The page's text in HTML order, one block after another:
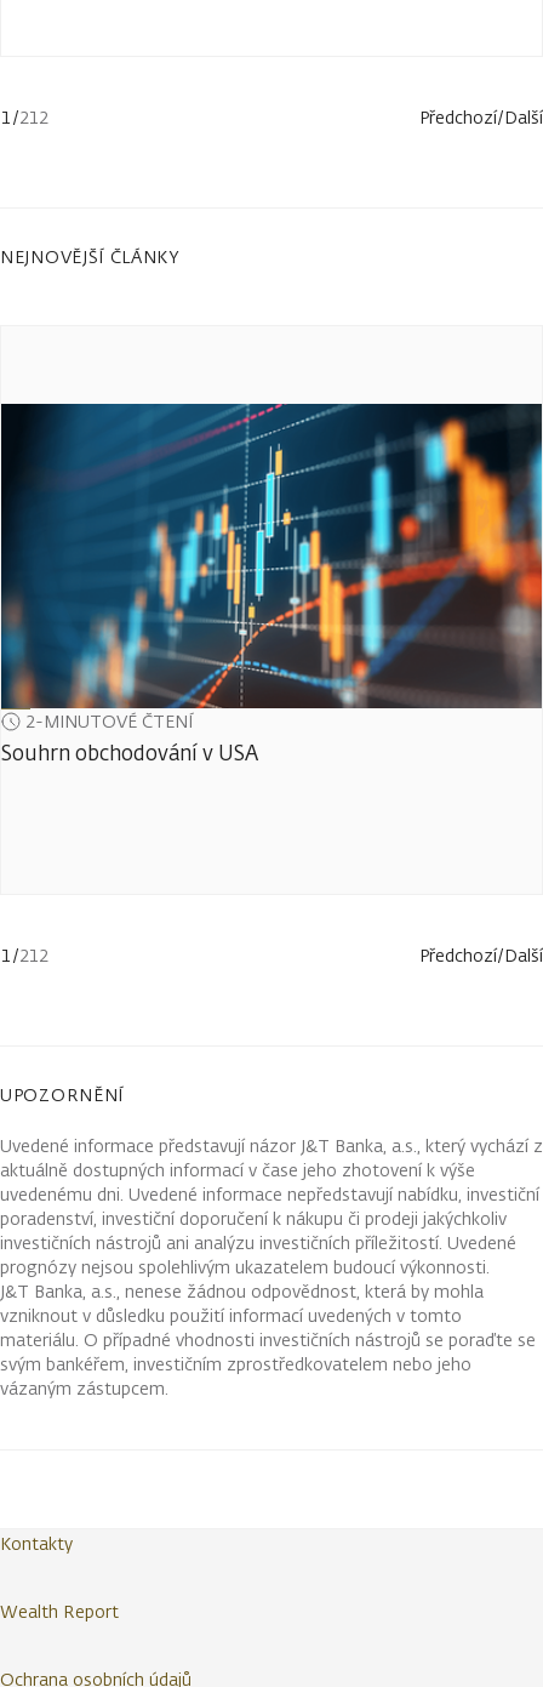
1/212 Předchozí/Další
NEJNOVĚJŠÍ ČLÁNKY
2-MINUTOVÉ ČTENÍ
Souhrn obchodování v USA
1/212 Předchozí/Další
UPOZORNĚNÍ
Uvedené informace představují názor J&T Banka, a.s., který vychází z
aktuálně dostupných informací v čase jeho zhotovení k výše
uvedenému dni. Uvedené informace nepředstavují nabídku, investiční
poradenství, investiční doporučení k nákupu či prodeji jakýchkoliv
investičních nástrojů ani analýzu investičních příležitostí. Uvedené
prognózy nejsou spolehlivým ukazatelem budoucí výkonnosti.
J&T Banka, a.s., nenese žádnou odpovědnost, která by mohla
vzniknout v důsledku použití informací uvedených v tomto
materiálu. O případné vhodnosti investičních nástrojů se poraďte se
svým bankéřem, investičním zprostředkovatelem nebo jeho
vázaným zástupcem.
Kontakty
Wealth Report
Ochrana osobních údajů